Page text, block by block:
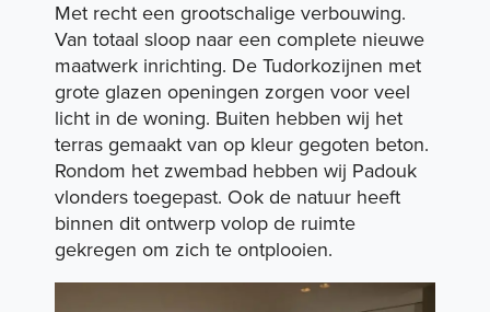
Projecten
Expertises
Portfolio
Met recht een grootschalige verbouwing.
Van totaal sloop naar een complete nieuwe
maatwerk inrichting. De Tudorkozijnen met
grote glazen openingen zorgen voor veel
licht in de woning. Buiten hebben wij het
terras gemaakt van op kleur gegoten beton.
Rondom het zwembad hebben wij Padouk
vlonders toegepast. Ook de natuur heeft
binnen dit ontwerp volop de ruimte
gekregen om zich te ontplooien.